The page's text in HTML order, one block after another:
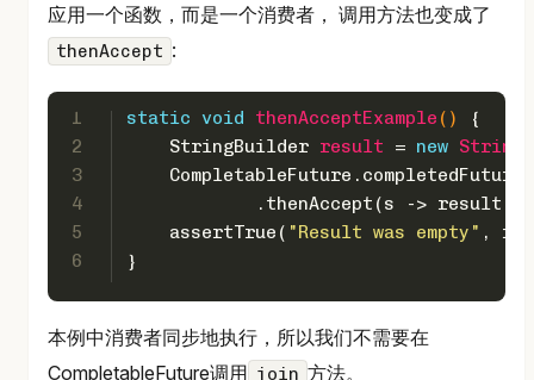
应用一个函数，而是一个消费者， 调用方法也变成了
thenAccept :
1
2
3
4
5
6
static void thenAcceptExample ()
{
StringBuilder result = new
    CompletableFuture.completedFuture(
.thenAccept(s ->
    assertTrue(
"Result was empty" ,
}
本例中消费者同步地执行，所以我们不需要在
CompletableFuture调用 join 方法。